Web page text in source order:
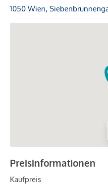
1050 Wien,
Preisinformationen
Kaufpreis